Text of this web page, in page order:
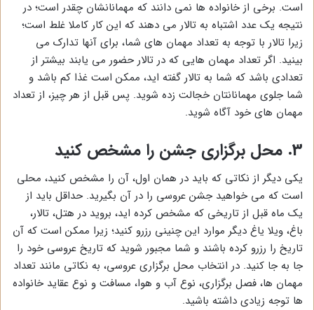
است. برخی از خانواده ها نمی دانند که مهمانانشان چقدر است؛ در
نتیجه یک عدد اشتباه به تالار می دهند که این کار کاملا غلط است؛
زیرا تالار با توجه به تعداد مهمان های شما، برای آنها تدارک می
بینید. اگر تعداد مهمان هایی که در تالار حضور می یابند بیشتر از
تعدادی باشد که شما به تالار گفته اید، ممکن است غذا کم باشد و
شما جلوی مهمانانتان خجالت زده شوید. پس قبل از هر چیز، از تعداد
مهمان های خود آگاه شوید.
3. محل برگزاری جشن را مشخص کنید
یکی دیگر از نکاتی که باید در همان اول، آن را مشخص کنید، محلی
است که می خواهید جشن عروسی را در آن بگیرید. حداقل باید از
یک ماه قبل از تاریخی که مشخص کرده اید، بروید در هتل، تالار،
باغ، ویلا یاغ دیگر موارد این چنینی رزرو کنید؛ زیرا ممکن است که آن
تاریخ را رزرو کرده باشند و شما مجبور شوید که تاریخ عروسی خود را
جا به جا کنید. در انتخاب محل برگزاری عروسی، به نکاتی مانند تعداد
مهمان ها، فصل برگزاری، نوع آب و هوا، مسافت و نوع عقاید خانواده
ها توجه زیادی داشته باشید.